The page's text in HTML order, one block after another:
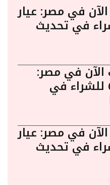
في مصر: عيار
6730 للشراء في تحديث
الآن في مصر:
عيار 24 يسجل 6745 للشراء في
في مصر: عيار
6735 للشراء في تحديث